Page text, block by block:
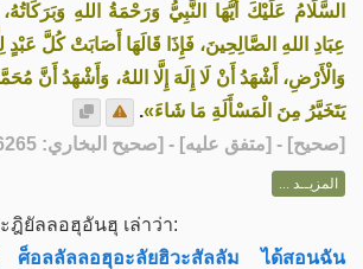
السَّلَامُ عَلَيْكَ أَيُّهَا النَّبِيُّ وَرَحْمَةُ اللهِ
عِبَادِ اللهِ الصَّالِحِينَ، فَإِذَا قَالَهَا أَصَابَتْ كُلَّ
وَالْأَرْضِ، أَشْهَدُ أَنْ لَا إِلَهَ إِلَّا اللهُ، وَأَشْهَدُ أَنَّ
يَتَخَيَّرُ مِنَ الْمَسْأَلَةِ مَا شَاءَ».
[صحيح] - [متفق عليه] - [صحيح البخاري: 6265]
المزيــد ...
ฎิยัลลอฮุอันฮุ เล่าว่า:
ศ็อลลัลลอฮุอะลัยฮิวะสัลลัม ได้สอนฉัน